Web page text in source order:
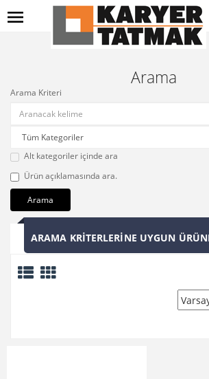
Arama
Arama Kriteri
Alt kategoriler içinde ara
Ürün açıklamasında ara.
ARAMA KRITERLERINE UYGUN